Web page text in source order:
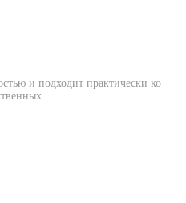
и подходит практически ко